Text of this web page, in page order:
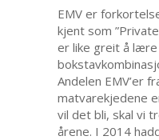
EMV er
kjent som
er like greit å
Andelen EMV’er
matvarekjedene
vil det bli, skal vi
årene. I 2014